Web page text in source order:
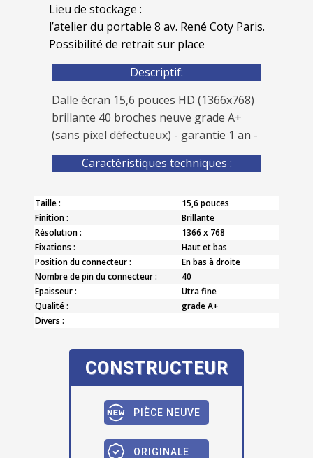
Lieu de stockage :
l’atelier du portable 8 av. René Coty Paris.
Possibilité de retrait sur place
Descriptif:
Dalle écran 15,6 pouces HD (1366x768)
brillante 40 broches neuve grade A+
(sans pixel défectueux) - garantie 1 an -
Caractèristiques techniques :
Taille :
15,6 pouces
Finition :
Brillante
Résolution :
1366 x 768
Fixations :
Haut et bas
Position du connecteur :
En bas à droite
Nombre de pin du connecteur :
40
Epaisseur :
Utra fine
Qualité :
grade A+
Divers :
CONSTRUCTEUR
PIÈCE NEUVE
ORIGINALE